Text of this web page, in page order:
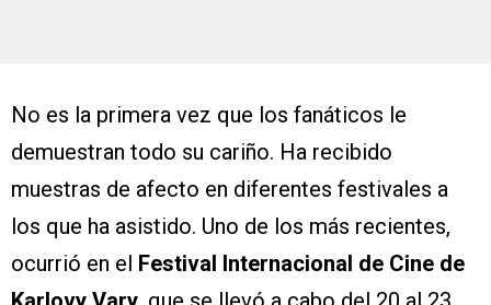
No es la primera vez que los fanáticos le
demuestran todo su cariño. Ha recibido
muestras de afecto en diferentes festivales a
los que ha asistido. Uno de los más recientes,
ocurrió en el Festival Internacional de Cine de